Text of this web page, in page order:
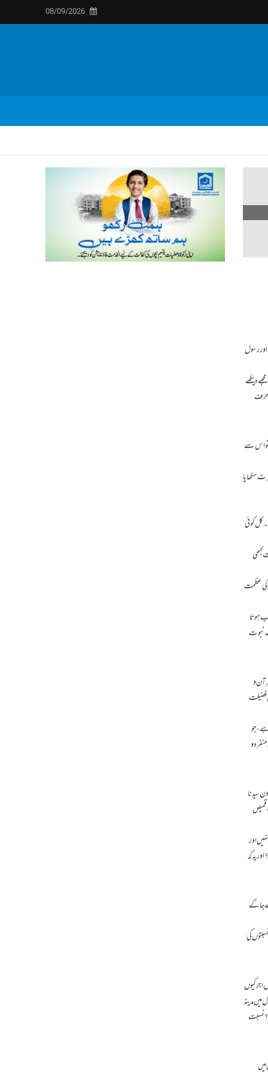
08/09/2026
رسول
دیکھے
حرف
اس سے
سکھایا
کل کوئی
کبھی
کی عظمت
ہوتا
نبوت
و
فضیلت
ہے،جو
و
سیدنا
اور
یہ کہ
جا کے
کی
اجر کیوں
مدینہ
نسبت